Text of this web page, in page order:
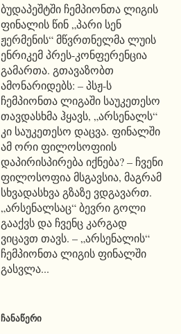
ბუდაპეშტში ჩემპიონთა ლიგის
ფინალის წინ „პარი სენ
ჟერმენის“ მწვრთნელმა ლუის
ენრიკემ პრეს-კონფერენცია
გამართა. გთავაზობთ
ამონარიდებს: – პსჟ-ს
ჩემპიონთა ლიგაში საუკეთესო
თავდასხმა ჰყავს, „არსენალს“
კი საუკეთესო დაცვა. ფინალში
ამ ორი ფილოსოფიის
დაპირისპირება იქნება? – ჩვენი
ფილოსოფია მსგავსია, მაგრამ
სხვადასხვა გზაზე ვდგავართ.
„არსენალსაც“ ბევრი გოლი
გააქვს და ჩვენც კარგად
ვიცავთ თავს. – „არსენალის“
ჩემპიონთა ლიგის ფინალში
გასვლა...
ᲩᲐᲜᲐᲬᲔᲠᲘ